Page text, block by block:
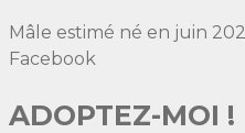
Mâle estimé né en juin
Facebook
ADOPTEZ-MOI !